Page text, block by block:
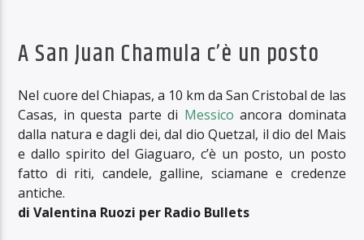
A San Juan Chamula c’è un posto
Nel cuore del Chiapas, a 10 km da San Cristobal de las
Casas, in questa parte di Messico ancora dominata
dalla natura e dagli dei, dal dio Quetzal, il dio del Mais
e dallo spirito del Giaguaro, c’è un posto, un posto
fatto di riti, candele, galline, sciamane e credenze
antiche.
di Valentina Ruozi per Radio Bullets